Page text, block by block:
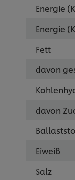
Energie
Energie
Fett
davon
davon
Eiweiß
Salz